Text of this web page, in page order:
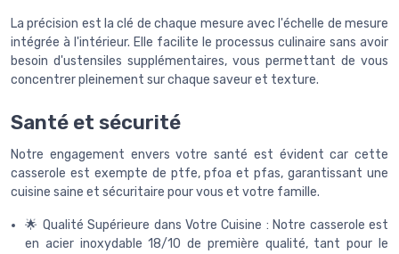
La précision est la clé de chaque mesure avec l'échelle de mesure
intégrée à l'intérieur. Elle facilite le processus culinaire sans avoir
besoin d'ustensiles supplémentaires, vous permettant de vous
concentrer pleinement sur chaque saveur et texture.
Santé et sécurité
Notre engagement envers votre santé est évident car cette
casserole est exempte de ptfe, pfoa et pfas, garantissant une
cuisine saine et sécuritaire pour vous et votre famille.
🌟 Qualité Supérieure dans Votre Cuisine : Notre casserole est
en acier inoxydable 18/10 de première qualité, tant pour le